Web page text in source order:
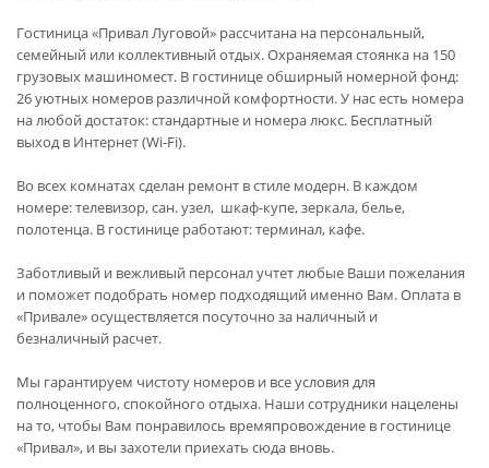
Гостиница «Привал Луговой» рассчитана на персональный,
семейный или коллективный отдых. Охраняемая стоянка на 150
грузовых машиномест. В гостинице обширный номерной фонд:
26 уютных номеров различной комфортности. У нас есть номера
на любой достаток: стандартные и номера люкс. Бесплатный
выход в Интернет (Wi-Fi).
Во всех комнатах сделан ремонт в стиле модерн. В каждом
номере: телевизор, сан. узел, шкаф-купе, зеркала, белье,
полотенца. В гостинице работают: терминал, кафе.
Заботливый и вежливый персонал учтет любые Ваши пожелания
и поможет подобрать номер подходящий именно Вам. Оплата в
«Привале» осуществляется посуточно за наличный и
безналичный расчет.
Мы гарантируем чистоту номеров и все условия для
полноценного, спокойного отдыха. Наши сотрудники нацелены
на то, чтобы Вам понравилось времяпровождение в гостинице
«Привал», и вы захотели приехать сюда вновь.